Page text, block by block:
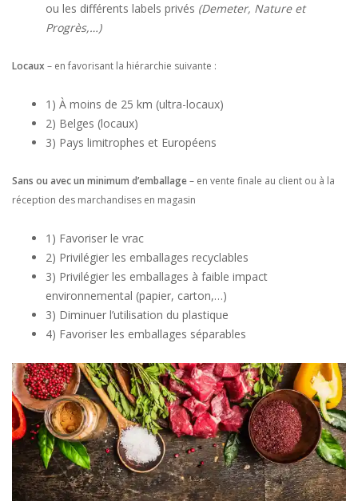
ou les différents labels privés (Demeter, Nature et
Progrès,…)
Locaux– en favorisant la hiérarchie suivante :
1) À moins de 25 km (ultra-locaux)
2) Belges (locaux)
3) Pays limitrophes et Européens
Sans ou avec un minimum d’emballage– en vente finale au client ou à la
réception des marchandises en magasin
1) Favoriser le vrac
2) Privilégier les emballages recyclables
3) Privilégier les emballages à faible impact
environnemental (papier, carton,…)
3) Diminuer l’utilisation du plastique
4) Favoriser les emballages séparables